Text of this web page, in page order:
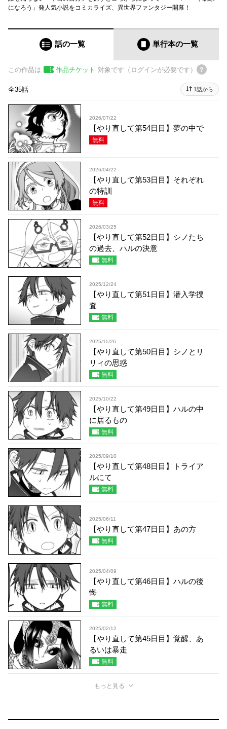
になろう」発人気小説をコミカライズ、異世界ファンタジー開幕！
話の一覧 単行本の一覧
この作品は 作品チケット 対象です（ログインが必要です）
全35話 1話から
2026/07/22
【やり直して第54日目】夢の中で
無料
2026/04/22
【やり直して第53日目】それぞれ
の特訓
無料
2026/03/25
【やり直して第52日目】シノたち
の過去、ハルの決意
無料
2025/12/24
【やり直して第51日目】潜入学捜
査
無料
2025/11/26
【やり直して第50日目】シノとリ
リィの思惑
無料
2025/10/22
【やり直して第49日目】ハルの中
に居るもの
無料
2025/09/10
【やり直して第48日目】トライア
ルにて
無料
2025/06/11
【やり直して第47日目】あの方
無料
2025/04/09
【やり直して第46日目】ハルの後
悔
無料
2025/02/12
【やり直して第45日目】覚醒、あ
るいは暴走
無料
もっと見る